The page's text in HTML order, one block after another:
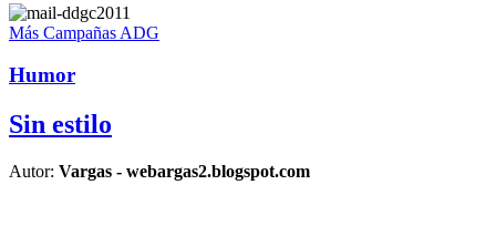
Más Campañas ADG
Humor
Sin estilo
Autor: Vargas - webargas2.blogspot.com